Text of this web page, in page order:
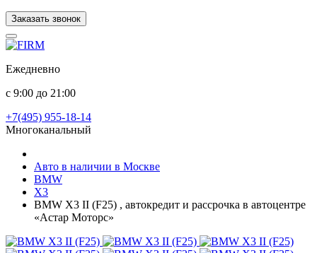
Заказать звонок
Ежедневно
с 9:00 до 21:00
+7(495) 955-18-14
Многоканальный
Авто в наличии в Москве
BMW
X3
BMW X3 II (F25) , автокредит и рассрочка в автоцентре
«Астар Моторс»